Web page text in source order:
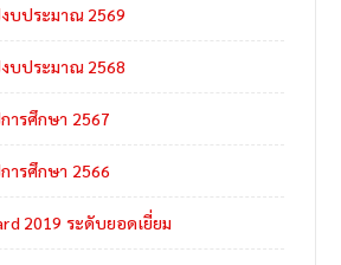
บประมาณ 2569
บประมาณ 2568
ารศึกษา 2567
ารศึกษา 2566
2019 ระดับยอดเยี่ยม